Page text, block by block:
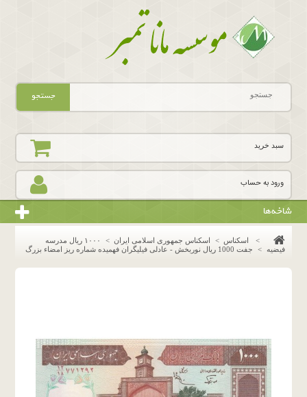
ورود به حساب
سبد خرید
جستجو
شاخه‌ها
> اسکناس > اسکناس جمهوری اسلامی ایران >
١٠٠٠ ريال مدرسه
فيضيه > جفت 1000 ریال نوربخش - عادلی فیلیگران فهمیده شماره ریز امضاء بزرگ